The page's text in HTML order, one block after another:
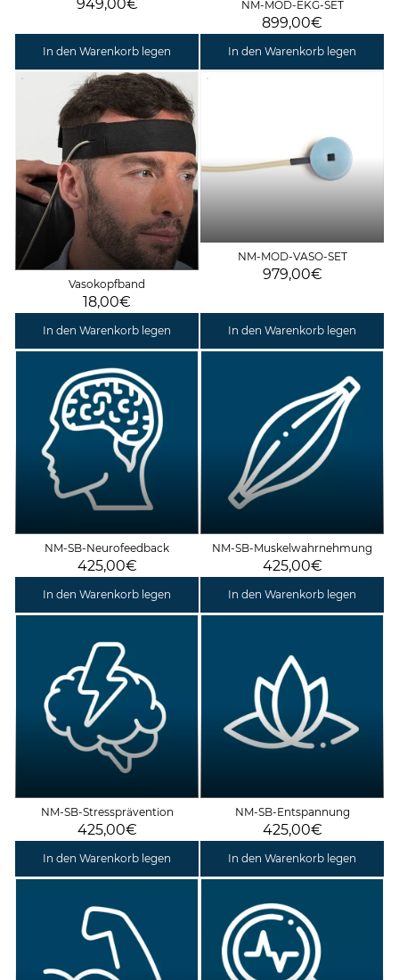
949,00€
In den Warenkorb legen
NM-MOD-EKG-SET
899,00€
In den Warenkorb legen
Vasokopfband
18,00€
In den Warenkorb legen
NM-MOD-VASO-SET
979,00€
In den Warenkorb legen
NM-SB-Neurofeedback
425,00€
In den Warenkorb legen
NM-SB-Muskelwahrnehmung
425,00€
In den Warenkorb legen
NM-SB-Stressprävention
425,00€
In den Warenkorb legen
NM-SB-Entspannung
425,00€
In den Warenkorb legen